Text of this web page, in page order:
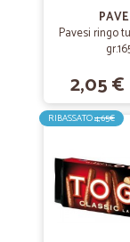
Ottimo servizio
Un' esperienza
Un' esperienza
Pavesi ringo
2,05 €
RIBASSATO4,65€